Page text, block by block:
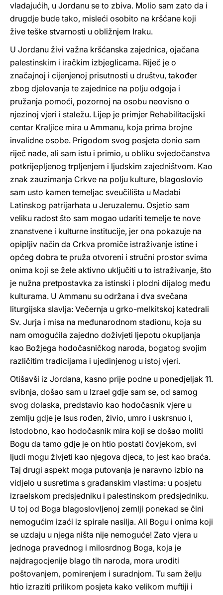
vladajućih, u Jordanu se to zbiva. Molio sam zato da i
drugdje bude tako, misleći osobito na kršćane koji
žive teške stvarnosti u obližnjem Iraku.
U Jordanu živi važna kršćanska zajednica, ojačana
palestinskim i iračkim izbjeglicama. Riječ je o
značajnoj i cijenjenoj prisutnosti u društvu, također
zbog djelovanja te zajednice na polju odgoja i
pružanja pomoći, pozornoj na osobu neovisno o
njezinoj vjeri i staležu. Lijep je primjer Rehabilitacijski
centar Kraljice mira u Ammanu, koja prima brojne
invalidne osobe. Prigodom svog posjeta donio sam
riječ nade, ali sam istu i primio, u obliku svjedočanstva
potkrijepljenog trpljenjem i ljudskim zajedništvom. Kao
znak zauzimanja Crkve na polju kulture, blagoslovio
sam usto kamen temeljac sveučilišta u Madabi
Latinskog patrijarhata u Jeruzalemu. Osjetio sam
veliku radost što sam mogao udariti temelje te nove
znanstvene i kulturne institucije, jer ona pokazuje na
opipljiv način da Crkva promiče istraživanje istine i
općeg dobra te pruža otvoreni i stručni prostor svima
onima koji se žele aktivno uključiti u to istraživanje, što
je nužna pretpostavka za istinski i plodni dijalog među
kulturama. U Ammanu su održana i dva svečana
liturgijska slavlja: Večernja u grko-melkitskoj katedrali
Sv. Jurja i misa na međunarodnom stadionu, koja su
nam omogućila zajedno doživjeti ljepotu okupljanja
kao Božjega hodočasničkog naroda, bogatog svojim
različitim tradicijama i ujedinjenog u istoj vjeri.
Otišavši iz Jordana, kasno prije podne u ponedjeljak 11.
svibnja, došao sam u Izrael gdje sam se, od samog
svog dolaska, predstavio kao hodočasnik vjere u
zemlju gdje je Isus rođen, živio, umro i uskrsnuo i,
istodobno, kao hodočasnik mira koji se došao moliti
Bogu da tamo gdje je on htio postati čovjekom, svi
ljudi mogu živjeti kao njegova djeca, to jest kao braća.
Taj drugi aspekt moga putovanja je naravno izbio na
vidjelo u susretima s građanskim vlastima: u posjetu
izraelskom predsjedniku i palestinskom predsjedniku.
U toj od Boga blagoslovljenoj zemlji ponekad se čini
nemogućim izaći iz spirale nasilja. Ali Bogu i onima koji
se uzdaju u njega ništa nije nemoguće! Zato vjera u
jednoga pravednog i milosrdnog Boga, koja je
najdragocjenije blago tih naroda, mora uroditi
poštovanjem, pomirenjem i suradnjom. Tu sam želju
htio izraziti prilikom posjeta kako velikom muftiji i